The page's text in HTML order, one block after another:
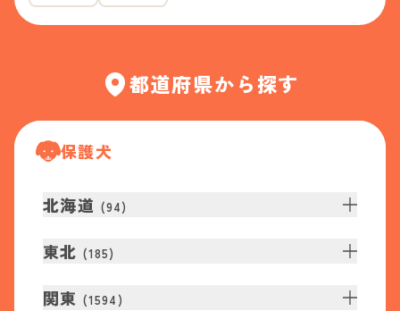
都道府県から探す
保護犬
北海道 (94)
東北 (185)
関東 (1594 )